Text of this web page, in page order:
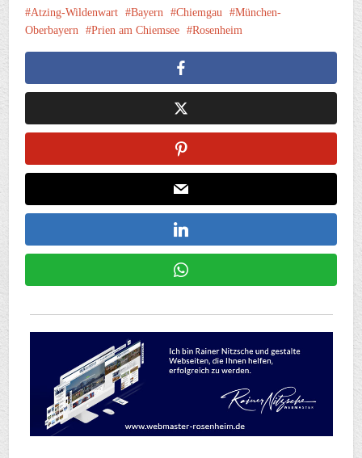
Atzing-Wildenwart Bayern Chiemgau
München-
Oberbayern
Prien am Chiemsee Rosenheim